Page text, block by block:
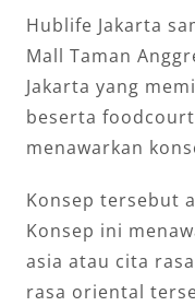
Hublife Jakarta
Mall Taman
Jakarta yang
beserta
menawarkan
Konsep tersebut
Konsep ini
asia atau cita
rasa oriental